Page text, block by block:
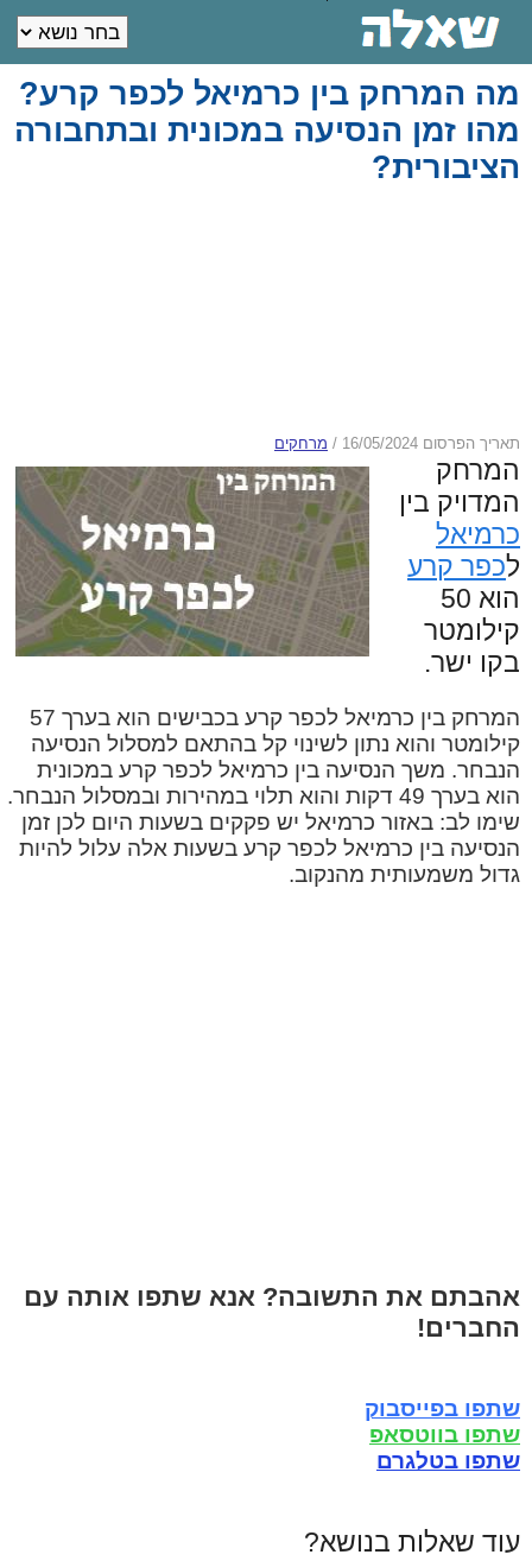
מה המרחק בין כרמיאל לכפר קרע?
מהו זמן הנסיעה במכונית ובתחבורה
הציבורית?
תאריך הפרסום 16/05/2024 / מרחקים
המרחק
המדויק בין
כרמיאל
לכפר קרע
הוא 50
קילומטר
בקו ישר.
המרחק בין כרמיאל לכפר קרע בכבישים הוא בערך 57
קילומטר והוא נתון לשינוי קל בהתאם למסלול הנסיעה
הנבחר. משך הנסיעה בין כרמיאל לכפר קרע במכונית
הוא בערך 49 דקות והוא תלוי במהירות ובמסלול הנבחר.
שימו לב: באזור כרמיאל יש פקקים בשעות היום לכן זמן
הנסיעה בין כרמיאל לכפר קרע בשעות אלה עלול להיות
גדול משמעותית מהנקוב.
אהבתם את התשובה? אנא שתפו אותה עם
החברים!
שתפו בפייסבוק
שתפו בווטסאפ
שתפו בטלגרם
עוד שאלות בנושא?